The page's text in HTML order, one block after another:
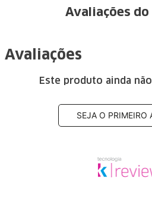
Avaliações
Avaliações
Este produto ainda
SEJA O PRIMEIRO